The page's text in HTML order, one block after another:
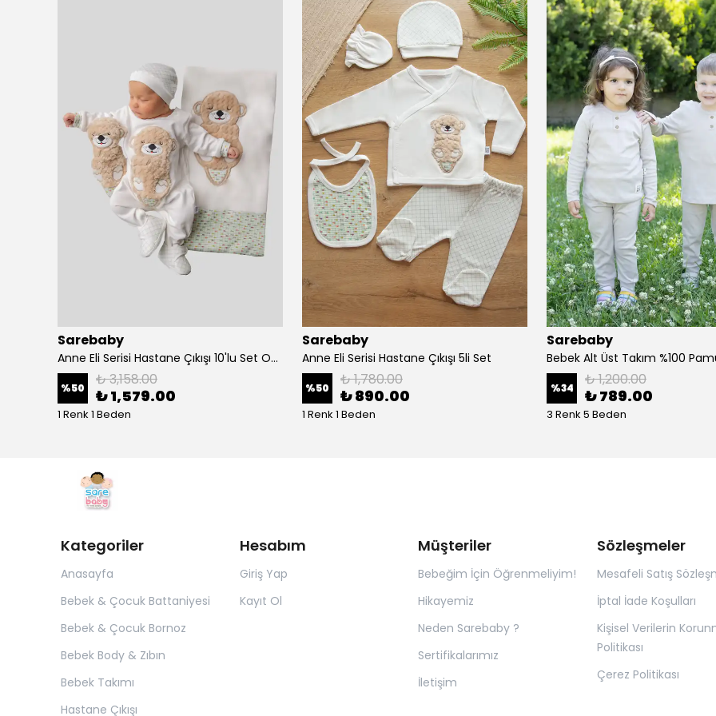
Sarebaby
Anne Eli Serisi Hastane Çıkışı 10'lu Set Oyuncak Hediyeli Organik
%50 ₺ 3,158.00
₺ 1,579.00
1 Renk 1 Beden
Sarebaby
Anne Eli Serisi Hastane Çıkışı 5li Set
%50 ₺ 1,780.00
₺ 890.00
1 Renk 1 Beden
Sarebaby
%34 ₺ 1,200.00
₺ 789.00
3 Renk 5 Beden
Kategoriler
Anasayfa
Bebek & Çocuk Battaniyesi
Bebek & Çocuk Bornoz
Bebek Body & Zıbın
Bebek Takımı
Hastane Çıkışı
Hesabım
Giriş Yap
Kayıt Ol
Müşteriler
Bebeğim İçin Öğrenmeliyim!
Hikayemiz
Neden Sarebaby ?
Sertifikalarımız
İletişim
Sözleşmeler
Mesafeli Satış
İptal İade Koşulları
Kişisel Verilerin
Politikası
Çerez Politikası